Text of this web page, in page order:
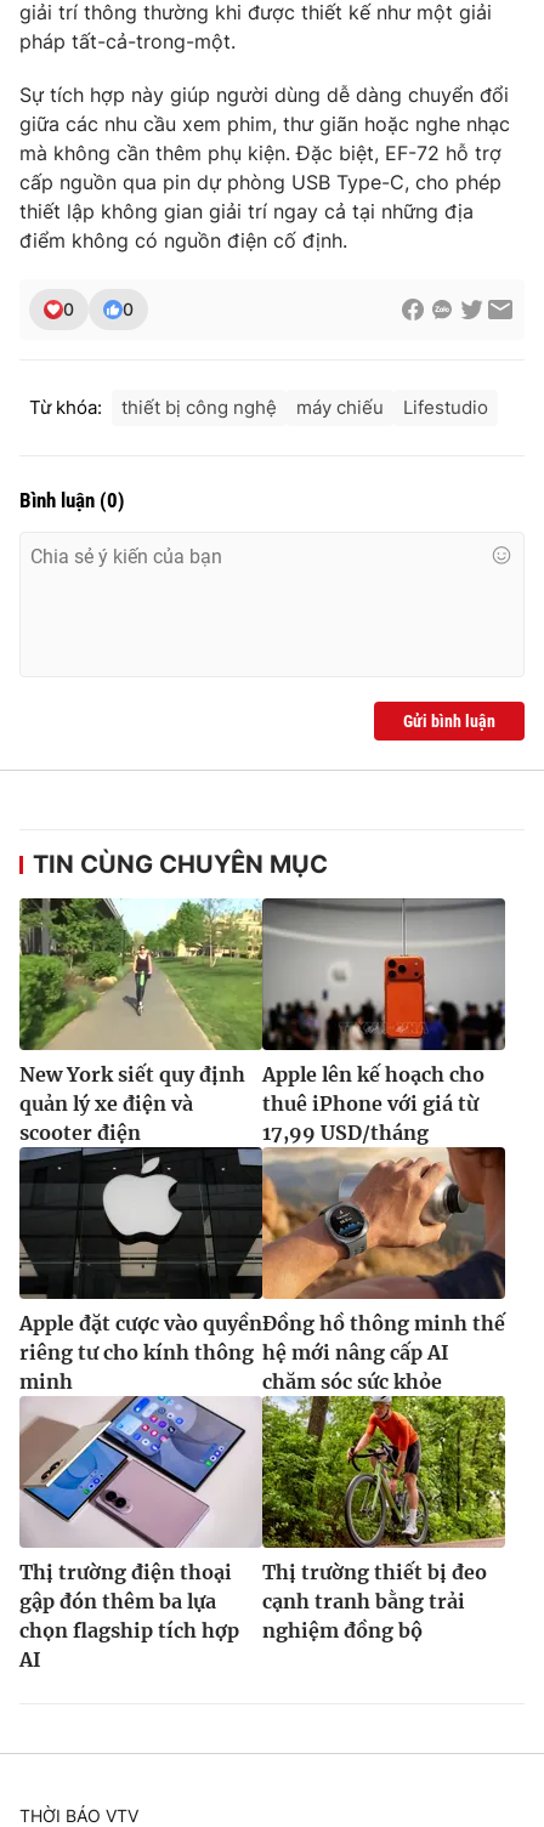
THỜI BÁO VTV
Theo dõi báo trên
Cơ quan chủ quản:
cấp ngày 29/12/2023
Nguyễn Trọng Ninh
Ðiện thoại Thời báo VTV:024.66 897 897
® Cấm sao chép dưới mọi hình thức nếu không có sự chấp
thuận bằng văn bản. Ghi rõ nguồn VTV.vn khi phát hành lại
thông tin từ website này.
giải trí thông thường khi được thiết kế như một giải
pháp tất-cả-trong-một.
Sự tích hợp này giúp người dùng dễ dàng chuyển đổi
giữa các nhu cầu xem phim, thư giãn hoặc nghe nhạc
mà không cần thêm phụ kiện. Đặc biệt, EF-72 hỗ trợ
cấp nguồn qua pin dự phòng USB Type-C, cho phép
thiết lập không gian giải trí ngay cả tại những địa
điểm không có nguồn điện cố định.
0 0
Từ khóa: thiết bị công nghệ máy chiếu Lifestudio
Bình luận (0)
Gửi bình luận
TIN CÙNG CHUYÊN MỤC
New York siết quy định
quản lý xe điện và
scooter điện
Apple lên kế hoạch cho
thuê iPhone với giá từ
17,99 USD/tháng
Apple đặt cược vào quyền
riêng tư cho kính thông
minh
Đồng hồ thông minh thế
hệ mới nâng cấp AI
chăm sóc sức khỏe
Thị trường điện thoại
gập đón thêm ba lựa
chọn flagship tích hợp
AI
Thị trường thiết bị đeo
cạnh tranh bằng trải
nghiệm đồng bộ
THỜI BÁO VTV